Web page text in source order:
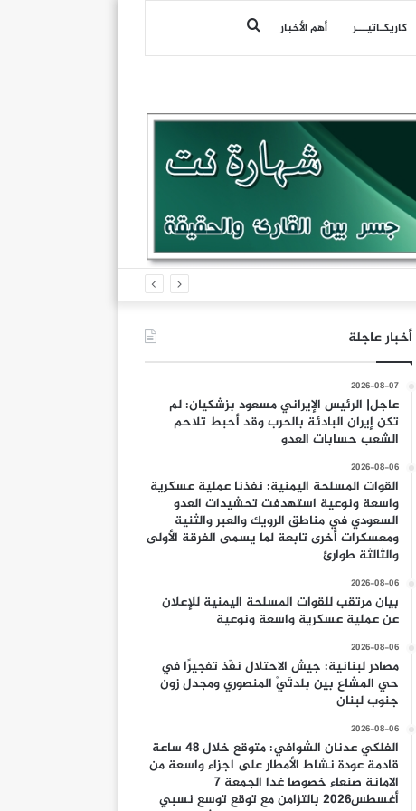
كاريكـاتيـــر أهم الأخبار بحث
أخبار عاجلة
2026-08-07
عاجل| الرئيس الإيراني مسعود بزشكيان: لم
تكن إيران البادئة بالحرب وقد أحبط تلاحم
الشعب حسابات العدو
2026-08-06
القوات المسلحة اليمنية: نفذنا عملية عسكرية
واسعة ونوعية استهدفت تحشيدات العدو
السعودي في مناطق الرويك والعبر والثنية
ومعسكرات أخرى تابعة لما يسمى الفرقة الأولى
والثالثة طوارئ
2026-08-06
بيان مرتقب للقوات المسلحة اليمنية للإعلان
عن عملية عسكرية واسعة ونوعية
2026-08-06
مصادر لبنانية: جيش الاحتلال نفّذ تفجيرًا في
حي المشاع بين بلدتَيْ المنصوري ومجدل زون
جنوب لبنان
2026-08-06
الفلكي عدنان الشوافي: متوقع خلال 48 ساعة
قادمة عودة نشاط الأمطار على اجزاء واسعة من
الامانة صنعاء خصوصا غدا الجمعة 7
أغسطس2026 بالتزامن مع توقع توسع نسبي